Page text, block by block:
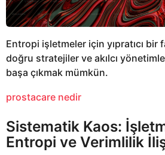
Entropi işletmeler için yıpratıcı
doğru stratejiler ve akılcı
başa çıkmak mümkün.
prostacare nedir
Sistematik Kaos:
Entropi ve Verimlilik